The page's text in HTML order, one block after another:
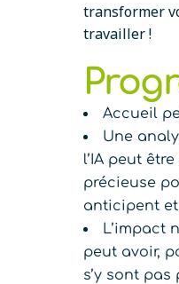
transformer
travailler !
Accueil
Une
l’IA peut
précieuse
anticipent et
L’impact
peut avoir,
s’y sont pas